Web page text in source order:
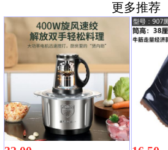
更多推荐